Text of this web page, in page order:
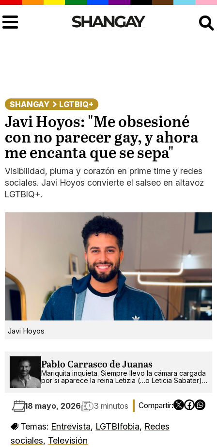
SHANGAY LGTBIQ+
Javi Hoyos: "Me obsesioné
con no parecer gay, y ahora
me encanta que se sepa"
Visibilidad, pluma y corazón en prime time y redes
sociales. Javi Hoyos convierte el salseo en altavoz
LGTBIQ+.
Javi Hoyos
Pablo Carrasco de Juanas
Mariquita inquieta. Siempre llevo la cámara cargada
por si aparece la reina Letizia (…o Leticia Sabater).
18 mayo, 2026 3 minutos
Temas: Entrevista, LGTBIfobia, Redes
sociales, Televisión